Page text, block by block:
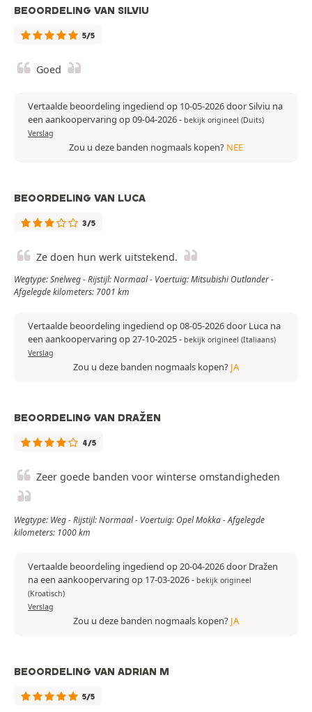
BEOORDELING VAN SILVIU
5/5
Goed
Vertaalde beoordeling ingediend op 10-05-2026 door Silviu na
een aankoopervaring op 09-04-2026- bekijk origineel (Duits)
Verslag
Zou u deze banden nogmaals kopen? NEE
BEOORDELING VAN LUCA
3/5
Ze doen hun werk uitstekend.
Wegtype: Snelweg - Rijstijl: Normaal - Voertuig: Mitsubishi Outlander -
Afgelegde kilometers: 7001 km
Vertaalde beoordeling ingediend op 08-05-2026 door Luca na
een aankoopervaring op 27-10-2025- bekijk origineel (Italiaans)
Verslag
Zou u deze banden nogmaals kopen? JA
BEOORDELING VAN DRAŽEN
4/5
Zeer goede banden voor winterse omstandigheden
Wegtype: Weg - Rijstijl: Normaal - Voertuig: Opel Mokka - Afgelegde
kilometers: 1000 km
Vertaalde beoordeling ingediend op 20-04-2026 door Dražen
na een aankoopervaring op 17-03-2026- bekijk origineel
(Kroatisch)
Verslag
Zou u deze banden nogmaals kopen? JA
BEOORDELING VAN ADRIAN M
5/5